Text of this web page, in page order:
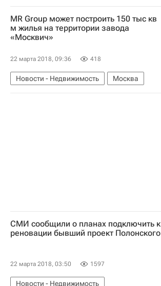
Социальная инфраструктура
Городское хозяйство Москвы
Россия
Полезное – РИА Недвижимость
MR Group может построить 150 тыс кв
м жилья на территории завода
«Москвич»
22 марта 2018, 09:36 418
Новости - Недвижимость
Москва
MR Group
Строительство
Жилье
СМИ сообщили о планах подключить к
реновации бывший проект Полонского
22 марта 2018, 03:50 1597
Новости - Недвижимость